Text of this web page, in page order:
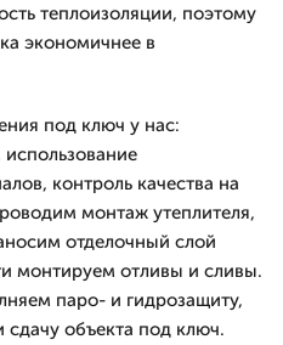
теплоизоляции, поэтому
экономичнее в
под ключ у нас:
контроль качества на
монтаж утеплителя,
отделочный слой
монтируем отливы и сливы.
паро- и гидрозащиту,
сдачу объекта под ключ.